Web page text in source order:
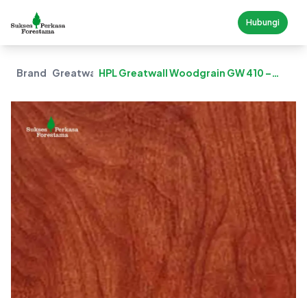
Hubungi
Brand GreatwallHPL Greatwall Woodgrain GW 410 –